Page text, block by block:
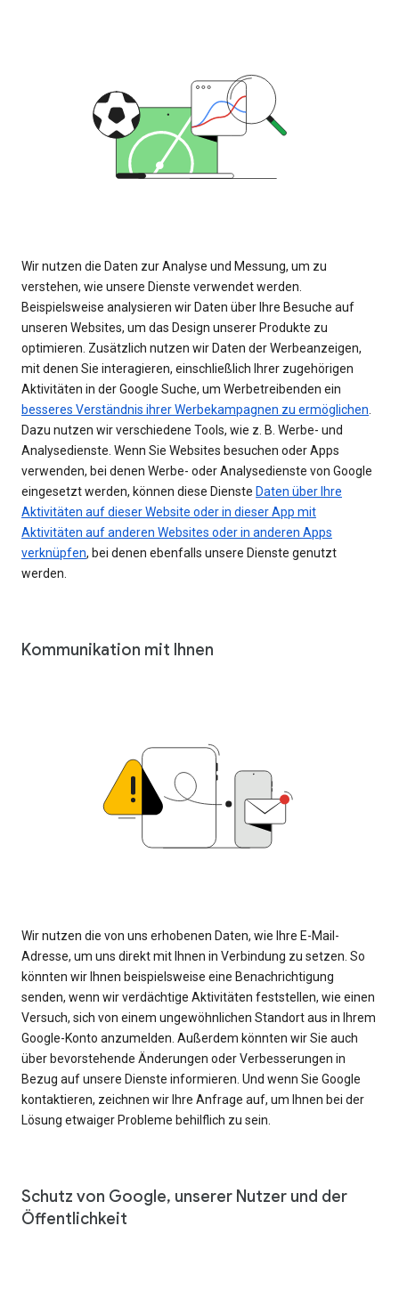
Wir nutzen die Daten zur Analyse und Messung, um zu
verstehen, wie unsere Dienste verwendet werden.
Beispielsweise analysieren wir Daten über Ihre Besuche auf
unseren Websites, um das Design unserer Produkte zu
optimieren. Zusätzlich nutzen wir Daten der Werbeanzeigen,
mit denen Sie interagieren, einschließlich Ihrer zugehörigen
Aktivitäten in der Google Suche, um Werbetreibenden ein
besseres Verständnis ihrer Werbekampagnen zu ermöglichen.
Dazu nutzen wir verschiedene Tools, wie z. B. Werbe- und
Analysedienste. Wenn Sie Websites besuchen oder Apps
verwenden, bei denen Werbe- oder Analysedienste von Google
eingesetzt werden, können diese Dienste Daten über Ihre
Aktivitäten auf dieser Website oder in dieser App mit
Aktivitäten auf anderen Websites oder in anderen Apps
verknüpfen, bei denen ebenfalls unsere Dienste genutzt
werden.
Kommunikation mit Ihnen
Wir nutzen die von uns erhobenen Daten, wie Ihre E-Mail-
Adresse, um uns direkt mit Ihnen in Verbindung zu setzen. So
könnten wir Ihnen beispielsweise eine Benachrichtigung
senden, wenn wir verdächtige Aktivitäten feststellen, wie einen
Versuch, sich von einem ungewöhnlichen Standort aus in Ihrem
Google-Konto anzumelden. Außerdem könnten wir Sie auch
über bevorstehende Änderungen oder Verbesserungen in
Bezug auf unsere Dienste informieren. Und wenn Sie Google
kontaktieren, zeichnen wir Ihre Anfrage auf, um Ihnen bei der
Lösung etwaiger Probleme behilflich zu sein.
Schutz von Google, unserer Nutzer und der
Öffentlichkeit